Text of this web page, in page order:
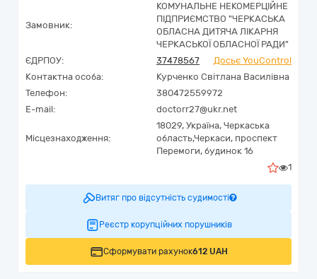
Замовник:
КОМУНАЛЬНЕ НЕКОМЕРЦІЙНЕ
ПІДПРИЄМСТВО "ЧЕРКАСЬКА
ОБЛАСНА ДИТЯЧА ЛІКАРНЯ
ЧЕРКАСЬКОЇ ОБЛАСНОЇ РАДИ"
ЄДРПОУ:
37478567
Досьє YouControl
Контактна особа:
Курченко Світлана Василівна
Телефон:
380472559972
E-mail:
doctorr27@ukr.net
Місцезнаходження:
18029, Україна, Черкаська
область,Черкаси, проспект
Перемоги, будинок 16
1
Витяг про відсутність судимості
Реєстр корупційних порушників
Сформувати рахунок612 UAH